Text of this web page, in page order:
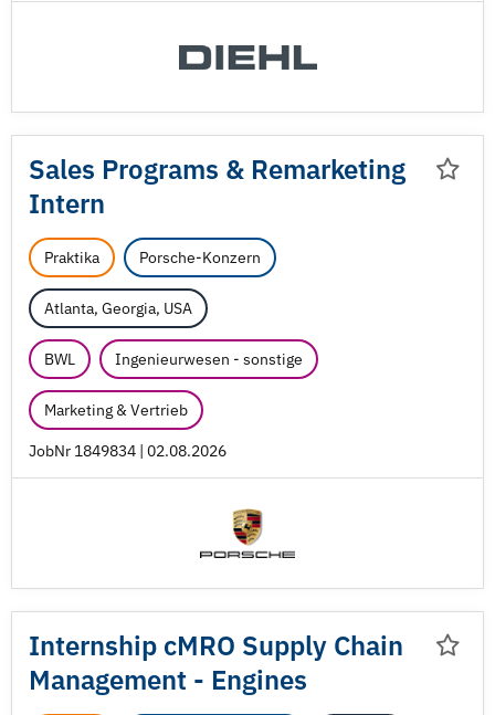
Sales Programs & Remarketing
Intern
Praktika Porsche-Konzern
Atlanta, Georgia, USA
BWL Ingenieurwesen - sonstige
Marketing & Vertrieb
JobNr 1849834 | 02.08.2026
Internship cMRO Supply Chain
Management - Engines